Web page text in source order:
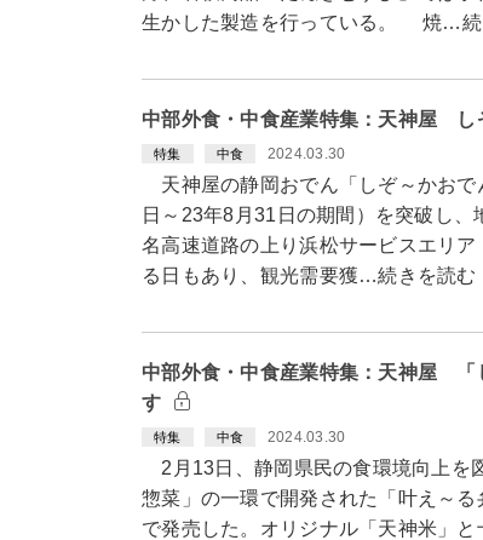
生かした製造を行っている。 焼…続
中部外食・中食産業特集：天神屋
特集 中食 2024.03.30
天神屋の静岡おでん「しぞ～かお
日～23年8月31日の期間）を突破し
名高速道路の上り浜松サービスエリ
る日もあり、観光需要獲…続きを読む
中部外食・中食産業特集：天神屋 「
す
特集 中食 2024.03.30
2月13日、静岡県民の食環境向上を
惣菜」の一環で開発された「叶え～
で発売した。オリジナル「天神米」